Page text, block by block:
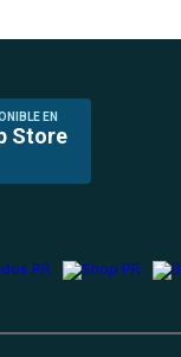
EN
Store